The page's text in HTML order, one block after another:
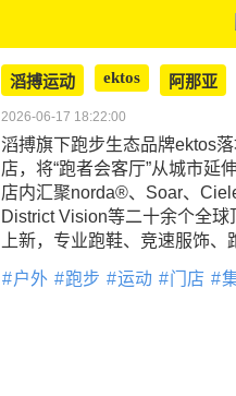
滔搏运动 ektos 阿那亚
2026-06-17 18:22:00
滔搏旗下跑步生态品牌ektos
店，将“跑者会客厅”从城市延
店内汇聚norda®、Soar、
District Vision等二十余个全
上新，专业跑鞋、竞速服饰、
户外 跑步 运动 门店